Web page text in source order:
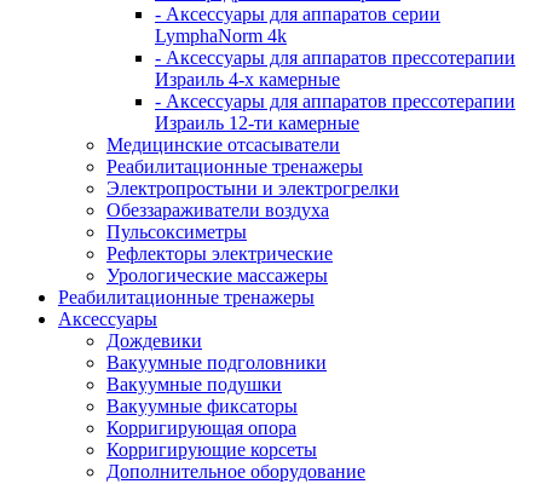
- Аксессуары для аппаратов серии
LymphaNorm 4k
- Аксессуары для аппаратов прессотерапии
Израиль 4-х камерные
- Аксессуары для аппаратов прессотерапии
Израиль 12-ти камерные
Медицинские отсасыватели
Реабилитационные тренажеры
Электропростыни и электрогрелки
Обеззараживатели воздуха
Пульсоксиметры
Рефлекторы электрические
Урологические массажеры
Реабилитационные тренажеры
Аксессуары
Дождевики
Вакуумные подголовники
Вакуумные подушки
Вакуумные фиксаторы
Корригирующая опора
Корригирующие корсеты
Дополнительное оборудование